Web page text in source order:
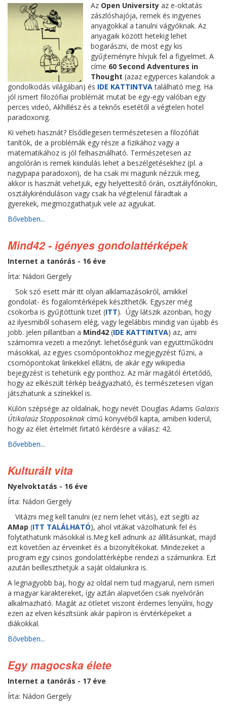
Az Open Universityaz e-oktatás
zászlóshajója, remek és ingyenes
anyagokkal a tanulni vágyóknak. Az
anyagaik között hetekig lehet
bogarászni, de most egy kis
gyűjteményre hívjuk fel a figyelmet. A
címe 60 Second Adventures in
Thought (azaz egyperces kalandok a
gondolkodás világában) és IDE KATTINTVAtalálható meg. Ha
jól ismert filozófiai problémát mutat be egy-egy valóban egy
perces videó, Akhillész és a teknős esetétől a végtelen hotel
paradoxonig.
Ki veheti hasznát? Elsődlegesen természetesen a filozófiát
tanítók, de a problémák egy része a fizikához vagy a
matematikához is jól felhasználható. Természetesen az
angolórán is remek kiindulás lehet a beszélgetésekhez (pl. a
nagypapa paradoxon), de ha csak mi magunk nézzük meg,
akkor is hasznát vehetjük, egy helyettesítő órán, osztályfőnökin,
osztálykirénduláson vagy csak ha végtelenül fáradtak a
gyerekek, megmozgathatjuk vele az agyukat.
Bővebben...
Mind42 - igényes gondolattérképek
Internet a tanórás - 16 éve
Írta: Nádori Gergely
Sok szó esett már itt olyan alklamazásokról, amikkel
gondolat- és fogalomtérképek készíthetők. Egyszer még
csokorba is gyűjtöttünk tizet (ITT). Úgy látszik azonban, hogy
az ilyesmiből sohasem elég, vagy legelábbis mindig van újabb és
jobb. jelen pillantban a Mind42 (IDE KATTINTVA) az, ami
számomra vezeti a mezőnyt. lehetőségünk van együttműködni
másokkal, az egyes csomópontokhoz megjegyzést fűzni, a
csomópontokat linkekkel ellátni, de akár egy wikipedia
bejegyzést is tehetünk egy ponthoz. Az már magától értetődő,
hogy az elkészült térkép beágyazható, és természetesen vígan
játszhatunk a színekkel is.
Külön szépsége az oldalnak, hogy nevét Douglas Adams Galaxis
Útikalaúz Stopposoknak című könyvéből kapta, amiben kiderül,
hogy az élet értelmét firtató kérdésre a válasz: 42.
Bővebben...
Kulturált vita
Nyelvoktatás - 16 éve
Írta: Nádori Gergely
Vitázni meg kell tanulni (ez nem lehet vitás), ezt segíti az
AMap (ITT TALÁLHATÓ), ahol vitákat vázolhatunk fel és
folytathatunk másokkal is.Meg kell adnunk az állításunkat, majd
ezt követően az érveinket és a bizonyítékokat. Mindezeket a
program egy csinos gondolattérképbe rendezi a számunkra. Ezt
azután beilleszthetjük a saját oldalunkra is.
A legnagyobb baj, hogy az oldal nem tud magyarul, nem ismeri
a magyar karaktereket, így aztán alapvetően csak nyelvórán
alkalmazható. Magát az ötletet viszont érdemes lenyúlni, hogy
ezen az elven készítsünk akár papíron is érvtérképeket a
diákokkal.
Bővebben...
Egy magocska élete
Internet a tanórás - 17 éve
Írta: Nádori Gergely